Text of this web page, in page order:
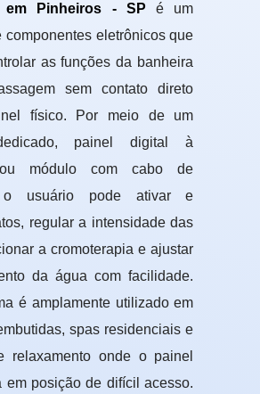
em Pinheiros - SP é um
componentes eletrônicos que
as funções da banheira
sem contato direto
físico. Por meio de um
painel digital à
módulo com cabo de
o usuário pode ativar e
regular a intensidade das
a cromoterapia e ajustar
da água com facilidade.
é amplamente utilizado em
spas residenciais e
relaxamento onde o painel
em posição de difícil acesso.